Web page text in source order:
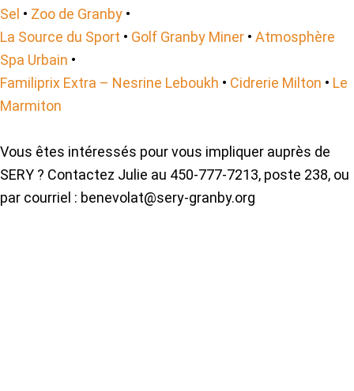
Sel • Zoo de Granby •
La Source du Sport • Golf Granby Miner • Atmosphère
Spa Urbain •
Familiprix Extra – Nesrine Leboukh • Cidrerie Milton • Le
Marmiton
Vous êtes intéressés pour vous impliquer auprès de
SERY ? Contactez Julie au 450-777-7213, poste 238, ou
par courriel : benevolat@sery-granby.org